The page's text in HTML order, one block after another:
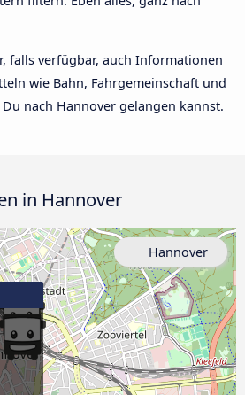
falls verfügbar, auch Informationen
wie Bahn, Fahrgemeinschaft und
nach Hannover gelangen kannst.
in Hannover
Hannover